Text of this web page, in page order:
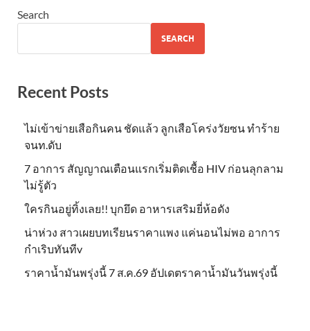
Search
SEARCH
Recent Posts
ไม่เข้าข่าย​เสือกินคน ชัดแล้ว ลูกเสือโคร่งวัยซน ทำร้าย
จนท.ดับ
7 อาการ สัญญาณเตือนแรกเริ่มติดเชื้อ HIV ก่อนลุกลาม
ไม่รู้ตัว
ใครกินอยู่ทิ้งเลย!! บุกยึด อาหารเสริมยี่ห้อดัง
น่าห่วง สาวเผยบทเรียนราคาแพง แค่นอนไม่พอ อาการ
กำเริบทันทีv
ราคาน้ำมันพรุ่งนี้ 7 ส.ค.69 อัปเดตราคาน้ำมันวันพรุ่งนี้